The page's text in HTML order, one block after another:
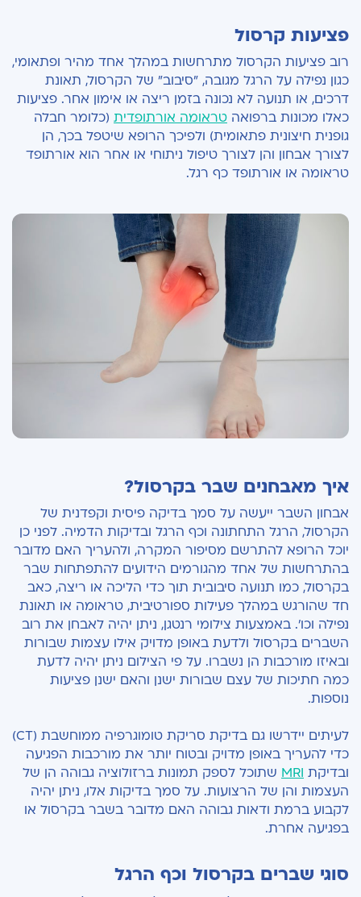
פציעות קרסול
רוב פציעות הקרסול מתרחשות במהלך אחד מהיר ופתאומי,
כגון נפילה על הרגל מגובה, "סיבוב" של הקרסול, תאונת
דרכים, או תנועה לא נכונה בזמן ריצה או אימון אחר. פציעות
כאלו מכונות ברפואה טראומה אורתופדית (כלומר חבלה
גופנית חיצונית פתאומית) ולפיכך הרופא שיטפל בכך, הן
לצורך אבחון והן לצורך טיפול ניתוחי או אחר הוא אורתופד
טראומה או אורתופד כף רגל.
איך מאבחנים שבר בקרסול?
אבחון השבר ייעשה על סמך בדיקה פיסית וקפדנית של
הקרסול, הרגל התחתונה וכף הרגל ובדיקות הדמיה. לפני כן
יוכל הרופא להתרשם מסיפור המקרה, ולהעריך האם מדובר
בהתרחשות של אחד מהגורמים הידועים להתפתחות שבר
בקרסול, כמו תנועה סיבובית תוך כדי הליכה או ריצה, כאב
חד שהורגש במהלך פעילות ספורטיבית, טראומה או תאונת
נפילה וכו'. באמצעות צילומי רנטגן, ניתן יהיה לאבחן את רוב
השברים בקרסול ולדעת באופן מדויק אילו עצמות שבורות
ובאיזו מורכבות הן נשברו. על פי הצילום ניתן יהיה לדעת
כמה חתיכות של עצם שבורות ישנן והאם ישנן פציעות
נוספות.
לעיתים יידרשו גם בדיקת סריקת טומוגרפיה ממוחשבת (CT)
כדי להעריך באופן מדויק ובטוח יותר את מורכבות הפגיעה
ובדיקת MRI שתוכל לספק תמונות ברזולוציה גבוהה הן של
העצמות והן של הרצועות. על סמך בדיקות אלו, ניתן יהיה
לקבוע ברמת ודאות גבוהה האם מדובר בשבר בקרסול או
בפגיעה אחרת.
סוגי שברים בקרסול וכף הרגל